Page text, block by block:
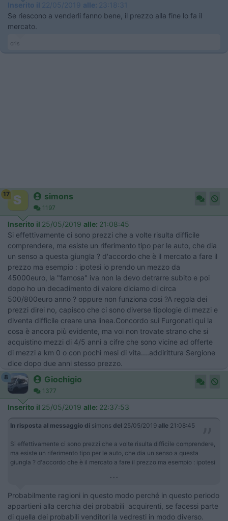
Inserito il 22/05/2019 alle: 23:18:31
Se riescono a venderli fanno bene, il prezzo alla fine lo fa il
mercato.
cris
17 simons
1197
Inserito il 25/05/2019 alle: 21:08:45
Si effettivamente ci sono prezzi che a volte risulta difficile
comprendere, ma esiste un riferimento tipo per le auto, che dia
un senso a questa giungla ? d'accordo che è il mercato a fare il
prezzo ma esempio : ipotesi io prendo un mezzo da
45000euro, la "famosa" iva non la devo detrarre subito e poi
dopo ho un decadimento di valore diciamo di circa
500/800euro anno ? oppure non funziona cosi ?A regola dei
prezzi direi no, capisco che ci sono diverse tipologie di mezzi e
diventa difficile creare una linea.Concordo sui Furgonati qui la
cosa è ancora più evidente, ma voi non trovate strano che si
acquistino mezzi di 4/5 anni a cifre che sono vicine ad offerte
di mezzi a km 0 o con pochi mesi di vita....addirittura Sergione
dice dopo due anni stesso prezzo.
8 Giochigio
1377
Inserito il 25/05/2019 alle: 22:37:53
In risposta al messaggio di simons del 25/05/2019 alle 21:08:45
Si effettivamente ci sono prezzi che a volte risulta difficile comprendere,
ma esiste un riferimento tipo per le auto, che dia un senso a questa
giungla ? d'accordo che è il mercato a fare il prezzo ma esempio : ipotesi
...
Probabilmente ragioni in questo modo perché in questo periodo
appartieni alla cerchia dei probabili acquirenti, se facessi parte
di quella dei probabili venditori la vedresti in modo diverso.